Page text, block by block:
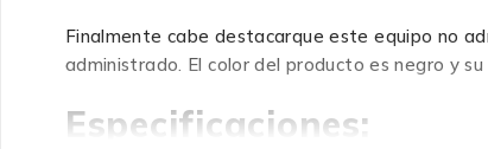
Finalmente cabe destacarque este equipo no
administrado. El color del producto es negro y
Especificaciones: